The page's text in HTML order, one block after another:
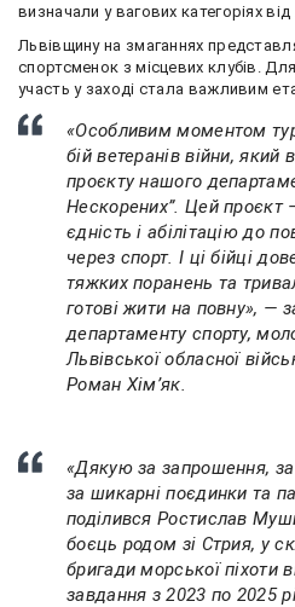
визначали у вагових категоріях від
Львівщину на змаганнях
спортсменок з місцевих клубів.
участь у заході стала важливим
«Особливим моментом
бій ветеранів війни, який
проєкту нашого
Нескорених”. Цей проєкт
єдність і абілітацію до
через спорт. І ці бійці
тяжких поранень та
готові жити на повну», —
департаменту спорту,
Львівської обласної
Роман Хімʼяк.
«Дякую за запрошення, за
за шикарні поєдинки та
поділився Ростислав
боєць родом зі Стрия, у
бригади морської піхоти
завдання з 2023 по 2025